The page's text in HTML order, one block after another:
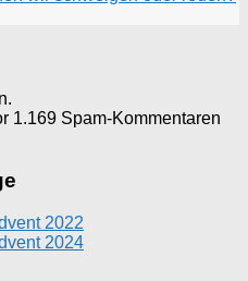
1.169 Spam-Kommentaren
2022
2024